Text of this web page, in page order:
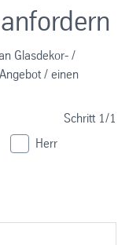
Glasdekor- /
/ einen
Schritt1/1
Herr